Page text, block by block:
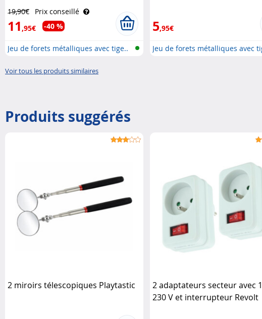
19,90€ Prix conseillé
11,95€ -40 %
Jeu de forets métalliques avec tige..
5,95€
Jeu de forets métalliques avec
Voir tous les produits similaires
Produits suggérés
2 miroirs télescopiques Playtastic
2 adaptateurs secteur avec
230 V et interrupteur Revolt